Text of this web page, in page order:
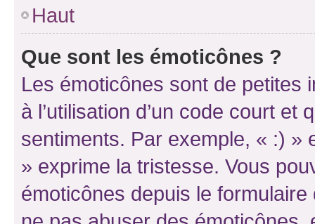
Haut
Que sont les émoticônes ?
Les émoticônes sont de petites
à l’utilisation d’un code court et
sentiments. Par exemple, « :) »
» exprime la tristesse. Vous
émoticônes depuis le